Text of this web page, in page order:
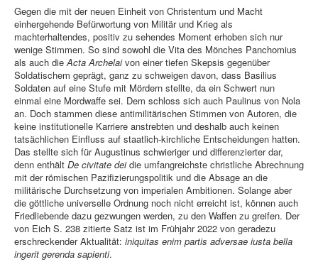
Gegen die mit der neuen Einheit von Christentum und Macht
einhergehende Befürwortung von Militär und Krieg als
machterhaltendes, positiv zu sehendes Moment erhoben sich nur
wenige Stimmen. So sind sowohl die Vita des Mönches Panchomius
als auch dieActa Archelaivon einer tiefen Skepsis gegenüber
Soldatischem geprägt, ganz zu schweigen davon, dass Basilius
Soldaten auf eine Stufe mit Mördern stellte, da ein Schwert nun
einmal eine Mordwaffe sei. Dem schloss sich auch Paulinus von Nola
an. Doch stammen diese antimilitärischen Stimmen von Autoren, die
keine institutionelle Karriere anstrebten und deshalb auch keinen
tatsächlichen Einfluss auf staatlich-kirchliche Entscheidungen hatten.
Das stellte sich für Augustinus schwieriger und differenzierter dar,
denn enthält De civitate deidie umfangreichste christliche Abrechnung
mit der römischen Pazifizierungspolitik und die Absage an die
militärische Durchsetzung von imperialen Ambitionen. Solange aber
die göttliche universelle Ordnung noch nicht erreicht ist, können auch
Friedliebende dazu gezwungen werden, zu den Waffen zu greifen. Der
von Eich S. 238 zitierte Satz ist im Frühjahr 2022 von geradezu
erschreckender Aktualität: iniquitas enim partis adversae iusta bella
ingerit gerenda sapienti.